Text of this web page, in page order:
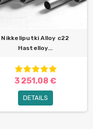
Nikkeliputki Alloy c22
Hastelloy...
3 251,08 €
DETAILS